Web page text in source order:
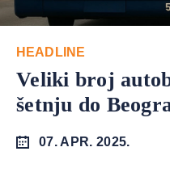
HEADLINE
Veliki broj
šetnju do
07. APR. 2025.